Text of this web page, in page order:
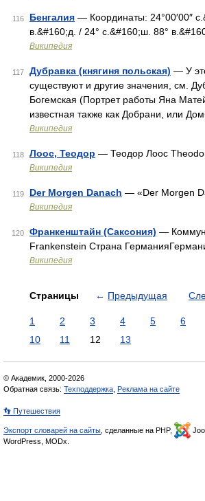
116 Бенгалия — Координаты: 24°00′00″
в.&#160;д. / 24° с.&#160;ш. 88°
Википедия
117 Дубравка (княгиня польская) — У
существуют и другие значения, см.
Богемская (Портрет работы Яна
известная также как Добрани, или
Википедия
118 Лоос, Теодор — Теодор Лоос
Википедия
119 Der Morgen Danach — «Der Morgen
Википедия
120 Франкенштайн (Саксония) —
Frankenstein Страна
Википедия
Страницы ← Предыдущая
1 2 3 4 5 6
10
11 12 13
© Академик, 2000-2026
Обратная связь: Техподдержка Реклама на сайте
👣 Путешествия
Экспорт словарей на сайты , сделанные на PHP,
WordPress, MODx.